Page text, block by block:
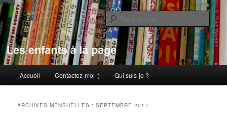
Aller
au
contenu
principal
Aller
au
contenu
secondaireLes enfants à la page
principal
Accueil Contactez-moi :) Qui suis-je ?
ARCHIVES MENSUELLES :SEPTEMBRE 2017